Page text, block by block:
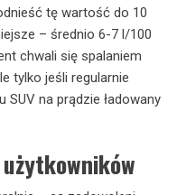
tę wartość do 10
– średnio 6-7 l/100
chwali się spalaniem
tylko jeśli regularnie
SUV na prądzie ładowany